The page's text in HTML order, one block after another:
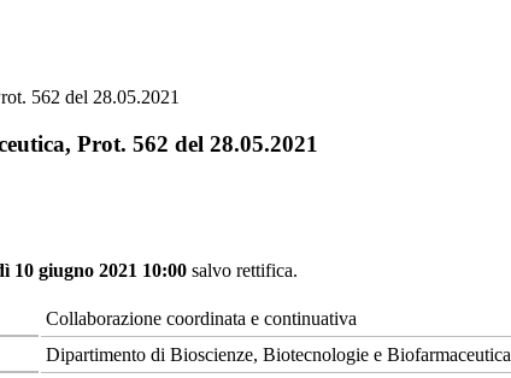
562 del 28.05.2021
Prot. 562 del 28.05.2021
10 giugno 2021 10:00 salvo rettifica.
Collaborazione coordinata e continuativa
Dipartimento di Bioscienze, Biotecnologie e Biofarmaceutica